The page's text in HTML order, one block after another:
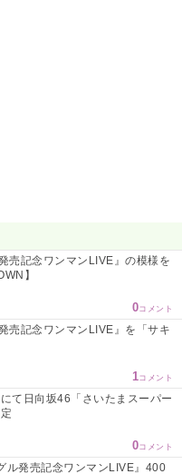
売記念ワンマンLIVE』の模様を
】
0コメント
売記念ワンマンLIVE』を「サキ
1コメント
て日向坂46「さいたまスーパー
0コメント
ル発売記念ワンマンLIVE』400